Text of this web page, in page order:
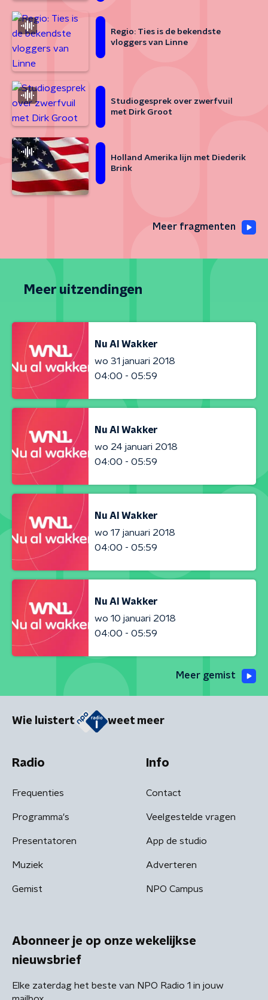
Regio: Ties is de bekendste
vloggers van Linne
Studiogesprek over zwerfvuil
met Dirk Groot
Holland Amerika lijn met Diederik
Brink
Meer fragmenten
Meer uitzendingen
Nu Al Wakker
wo 31 januari 2018
04:00 - 05:59
Nu Al Wakker
wo 24 januari 2018
04:00 - 05:59
Nu Al Wakker
wo 17 januari 2018
04:00 - 05:59
Nu Al Wakker
wo 10 januari 2018
04:00 - 05:59
Meer gemist
Wie luistert weet meer
Radio
Frequenties
Programma's
Presentatoren
Muziek
Gemist
Info
Contact
Veelgestelde vragen
App de studio
Adverteren
NPO Campus
Abonneer je op onze wekelijkse
nieuwsbrief
Elke zaterdag het beste van NPO Radio 1 in jouw